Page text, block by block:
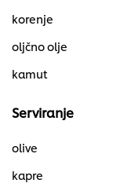
korenje
oljčno olje
kamut
Serviranje
olive
kapre